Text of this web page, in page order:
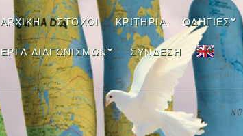
ΑΡΧΙΚΉ ΣΤΌΧΟΙ ΚΡΙΤΉΡΙΑ ΟΔΗΓΊΕΣ
ΈΡΓΑ ΔΙΑΓΩΝΙΣΜΏΝ ΣΎΝΔΕΣΗ EN